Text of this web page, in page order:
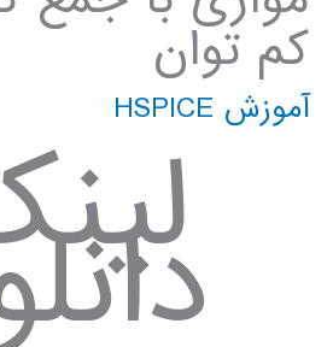
کم توان
آموزش HSPICE